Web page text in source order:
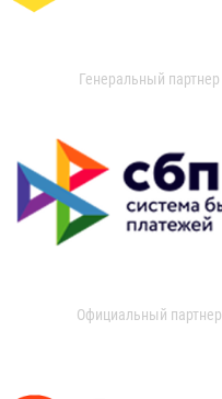
Генеральный партнер
Официальный партнер